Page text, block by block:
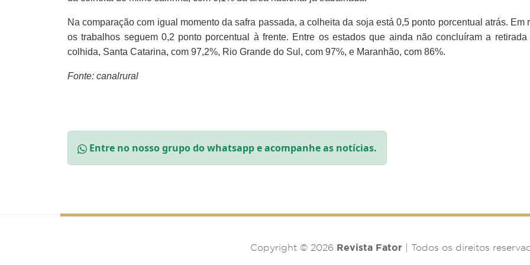
Na comparação com igual momento da safra passada, a colheita da soja está 0,5 ponto porcentual atrás.
os trabalhos seguem 0,2 ponto porcentual à frente. Entre os estados que ainda não concluíram a
colhida, Santa Catarina, com 97,2%, Rio Grande do Sul, com 97%, e Maranhão, com 86%.
Fonte: canalrural
Entre no nosso grupo do whatsapp e acompanhe as notícias.
Copyright © 2026 Revista Fator| Todos os direitos